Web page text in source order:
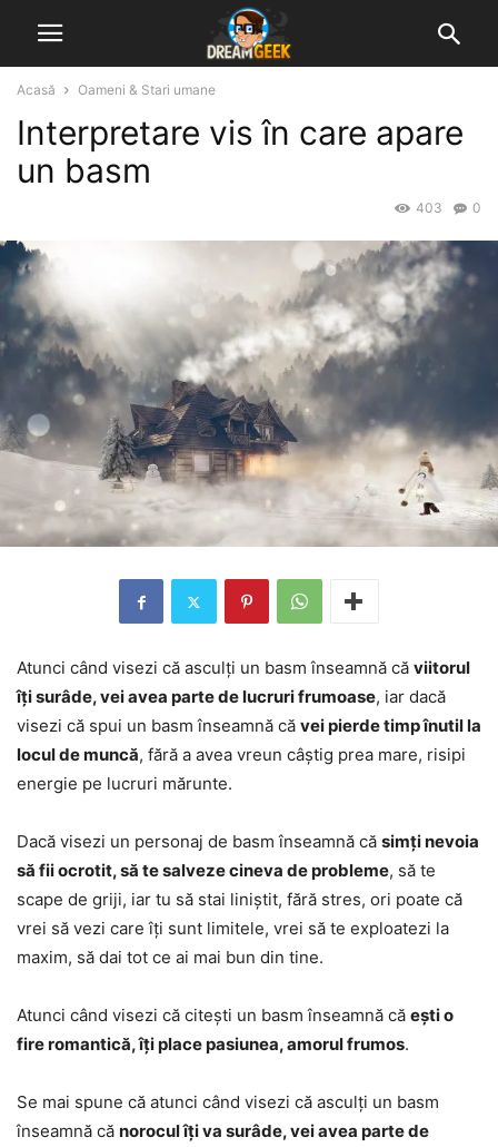
Acasă Oameni & Stari umane
Interpretare vis în care apare
un basm
0
403
Atunci când visezi că asculți un basm înseamnă că viitorul
îți surâde, vei avea parte de lucruri frumoase, iar dacă
visezi că spui un basm înseamnă că vei pierde timp înutil la
locul de muncă, fără a avea vreun câștig prea mare, risipi
energie pe lucruri mărunte.
Dacă visezi un personaj de basm înseamnă că simți nevoia
să fii ocrotit, să te salveze cineva de probleme, să te
scape de griji, iar tu să stai liniștit, fără stres, ori poate că
vrei să vezi care îți sunt limitele, vrei să te exploatezi la
maxim, să dai tot ce ai mai bun din tine.
Atunci când visezi că citești un basm înseamnă că ești o
fire romantică, îți place pasiunea, amorul frumos.
Se mai spune că atunci când visezi că asculți un basm
înseamnă că norocul îți va surâde, vei avea parte de